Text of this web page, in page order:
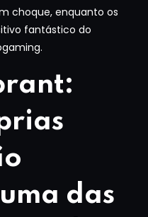
choque, enquanto os
fantástico do
das